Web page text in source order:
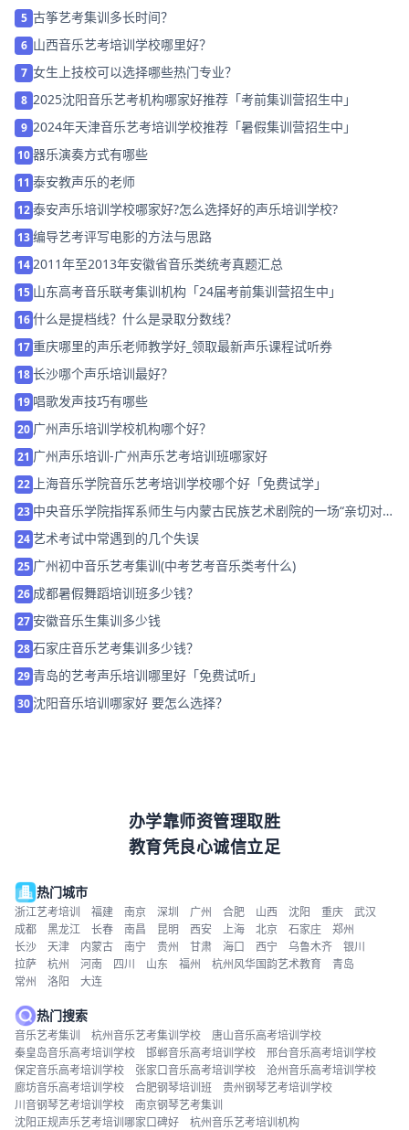
5 古筝艺考集训多长时间？
6 山西音乐艺考培训学校哪里好？
7 女生上技校可以选择哪些热门专业？
8 2025沈阳音乐艺考机构哪家好推荐「考前集训营招生中」
9 2024年天津音乐艺考培训学校推荐「暑假集训营招生中」
10器乐演奏方式有哪些
11 泰安教声乐的老师
12泰安声乐培训学校哪家好?怎么选择好的声乐培训学校?
13编导艺考评写电影的方法与思路
142011年至2013年安徽省音乐类统考真题汇总
15 山东高考音乐联考集训机构「24届考前集训营招生中」
16什么是提档线？什么是录取分数线？
17重庆哪里的声乐老师教学好_领取最新声乐课程试听券
18长沙哪个声乐培训最好？
19 唱歌发声技巧有哪些
20 广州声乐培训学校机构哪个好？
21 广州声乐培训-广州声乐艺考培训班哪家好
22 上海音乐学院音乐艺考培训学校哪个好「免费试学」
23 中央音乐学院指挥系师生与内蒙古民族艺术剧院的一场“亲切对
话”
24艺术考试中常遇到的几个失误
25 广州初中音乐艺考集训(中考艺考音乐类考什么)
26 成都暑假舞蹈培训班多少钱？
27 安徽音乐生集训多少钱
28石家庄音乐艺考集训多少钱？
29青岛的艺考声乐培训哪里好「免费试听」
30沈阳音乐培训哪家好 要怎么选择？
办学靠师资管理取胜
教育凭良心诚信立足
热门城市
浙江艺考培训 福建 南京 深圳 广州 合肥 山西 沈阳 重庆
武汉
成都
黑龙江 长春 南昌 昆明 西安 上海 北京 石家庄
郑州
长沙
天津 内蒙古 南宁 贵州 甘肃 海口 西宁 乌鲁木齐
银川
拉萨
杭州 河南 四川 山东 福州 杭州风华国韵艺术教育
青岛
常州
洛阳 大连
热门搜索
音乐艺考集训 杭州音乐艺考集训学校
唐山音乐高考培训学校
秦皇岛音乐高考培训学校
邯郸音乐高考培训学校
邢台音乐高考培训学校
保定音乐高考培训学校
张家口音乐高考培训学校
沧州音乐高考培训学校
廊坊音乐高考培训学校
合肥钢琴培训班
贵州钢琴艺考培训学校
川音钢琴艺考培训学校
南京钢琴艺考集训
沈阳正规声乐艺考培训哪家口碑好
杭州音乐艺考培训机构